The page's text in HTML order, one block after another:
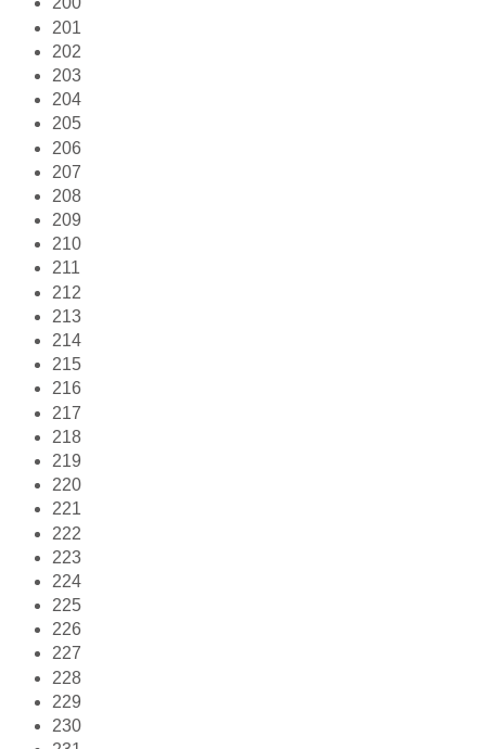
201
202
203
204
205
206
207
208
209
210
211
212
213
214
215
216
217
218
219
220
221
222
223
224
225
226
227
228
229
230